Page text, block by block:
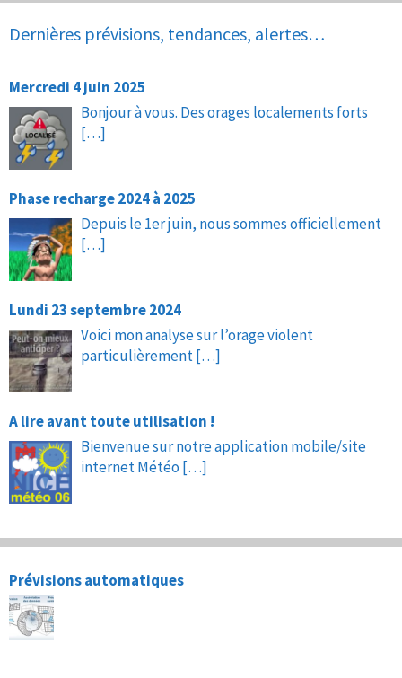
Dernières prévisions, tendances, alertes…
Mercredi 4 juin 2025
Bonjour à vous. Des orages localements forts
[…]
Phase recharge 2024 à 2025
Depuis le 1er juin, nous sommes officiellement
[…]
Lundi 23 septembre 2024
Voici mon analyse sur l’orage violent
particulièrement[…]
A lire avant toute utilisation !
Bienvenue sur notre application mobile/site
internet Météo […]
Prévisions automatiques